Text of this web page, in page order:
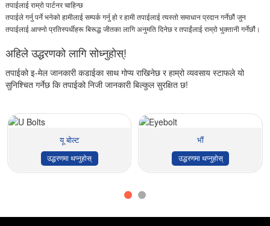
तपाईलाई राम्रो पार्टनर चाहिन्छ
तपाईले गर्नु पर्ने भनेको हामीलाई सम्पर्क गर्नु हो र हामी तपाईलाई त्यस्तो समाधान प्रदान गर्नेछौं जुन
तपाईलाई आफ्नो प्रतिस्पर्धीहरू बिरूद्ध जीतका लागि अनुमति दिनेछ र तपाईंलाई राम्रो भुक्तानी गर्नेछौं।
अहिले उद्धरणको लागि सोध्नुहोस्!
तपाईको इ-मेल जानकारी कडाईका साथ गोप्य राखिनेछ र हाम्रो व्यवसाय स्टाफले यो
सुनिश्चित गर्नेछ कि तपाईको निजी जानकारी बिल्कुल सुरक्षित छ!
यू बोल्ट
उद्धरणमा थप्नुहोस्
भौं
उद्धरणमा थप्नुहोस्